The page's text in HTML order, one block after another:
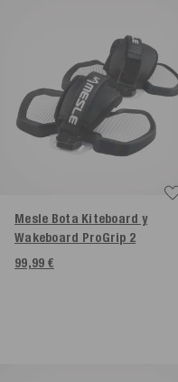
Mesle Bota Kiteboard y
Wakeboard ProGrip 2
99,99 €